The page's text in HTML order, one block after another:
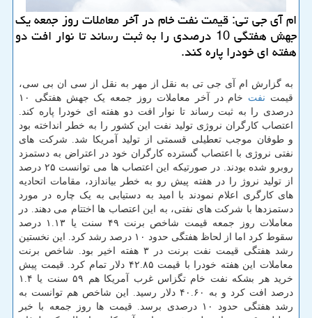
ام آی جی تی: قیمت نفت خام در آخر معاملات روز جمعه یك
جهش هفتگی 10 درصدی را به ثبت رساند تا نوار افت دو
هفته ای خودرا پاره كند.
به گزارش ام آی جی تی به نقل از مهر به نقل از سی ان بی سی،
قیمت نفت
خام در آخر معاملات روز جمعه یک جهش هفتگی ۱۰
درصدی را به ثبت رساند تا نوار افت دو هفته ای خودرا پاره کند.
اعتصاب کارگران نروژی تولید نفت این کشور را به خطر انداخته بود
و طوفان موجب تعطیلی قسمتی از تولید آمریکا شد. شرکت های
نفتی نروژی با اعتصاب گسترده کارگران خود در اعتراض به دستمزد
روبرو شده بودند. در صورتیکه این اعتصاب ها می توانست ۲۵ درصد
از تولید نروژ را در هفته پیش رو به خطر بیاندازد، مقامات اتحادیه
های کارگری اعلام نمودند با امید به دستیابی به یک چاره در مورد
دستمزدها با شرکت های نفتی، به این اعتصاب ها اختتام می دهند. در
معاملات روز جمعه قیمت شاخص برنت ۴۹ سنت یا ۱.۱۳ درصد
سقوط کرد اما از لحاظ هفتگی حدود ۱۰ درصد رشد کرد. این نخستین
رشد هفتگی قیمت نفت برنت در ۳ هفته اخیر بود. شاخص برنت
معاملات این هفته خودرا با قیمت ۴۲.۸۵ دلار تمام کرد. قیمت پیش
خرید هر بشکه نفت خام تگزاس غرب آمریکا هم ۵۹ سنت یا ۱.۴
درصد افت کرد و به ۴۰.۶۰ دلار رسید. این شاخص هم توانست به
رشد هفتگی حدود ۱۰ درصدی برسد. قیمت ها روز جمعه با خبر